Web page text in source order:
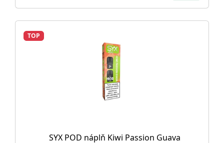
TOP
SYX POD náplň Kiwi Passion Guava